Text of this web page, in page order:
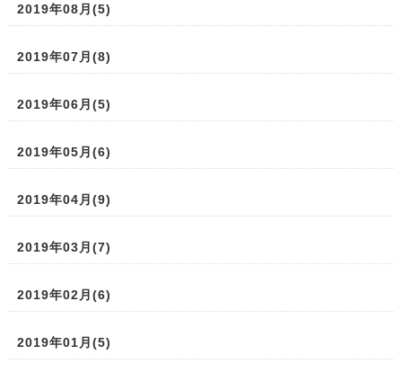
2019年08月(5)
2019年07月(8)
2019年06月(5)
2019年05月(6)
2019年04月(9)
2019年03月(7)
2019年02月(6)
2019年01月(5)